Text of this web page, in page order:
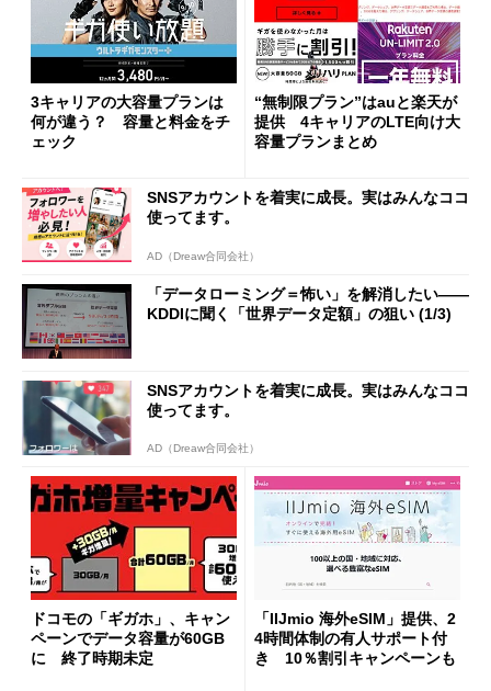
3キャリアの大容量プランは
何が違う？ 容量と料金をチ
ェック
“無制限プラン”はauと楽天が
提供 4キャリアのLTE向け大
容量プランまとめ
SNSアカウントを着実に成長。実はみんなココ
使ってます。
AD（Dreaw合同会社）
「データローミング＝怖い」を解消したい――
KDDIに聞く「世界データ定額」の狙い (1/3)
SNSアカウントを着実に成長。実はみんなココ
使ってます。
AD（Dreaw合同会社）
ドコモの「ギガホ」、キャン
ペーンでデータ容量が60GB
に 終了時期未定
「IIJmio 海外eSIM」提供、2
4時間体制の有人サポート付
き 10％割引キャンペーンも